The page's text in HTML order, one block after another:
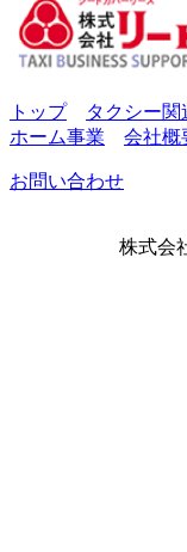
トップ タクシー関
ホーム事業
会社概
お問い合わせ
株式会